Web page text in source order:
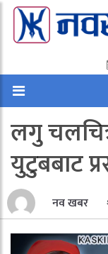
लगु
युटुबबाट
नव खबर